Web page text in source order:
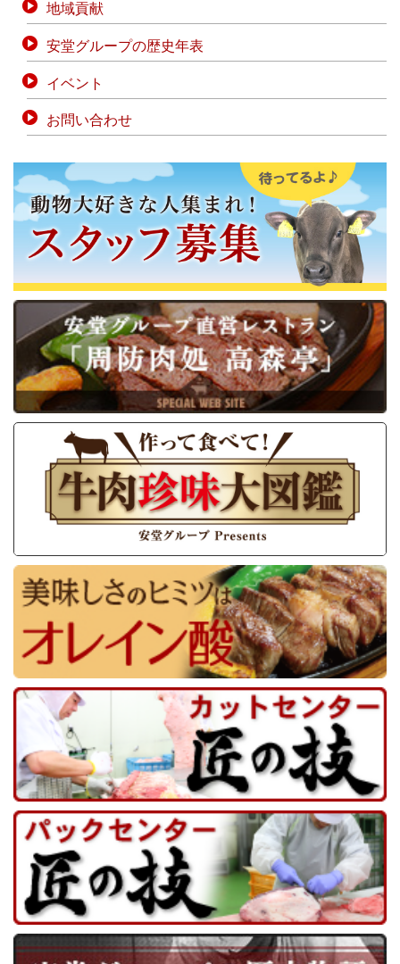
地域貢献
安堂グループの歴史年表
イベント
お問い合わせ